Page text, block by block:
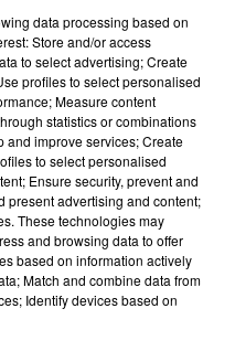
PUSSYCAT DOLLS
Don´t Cha
data processing based on
Store and/or access
to select advertising; Create
profiles to select personalised
Measure content
statistics or combinations
and improve services; Create
to select personalised
Ensure security, prevent and
present advertising and content;
These technologies may
and browsing data to offer
based on information actively
Match and combine data from
Identify devices based on